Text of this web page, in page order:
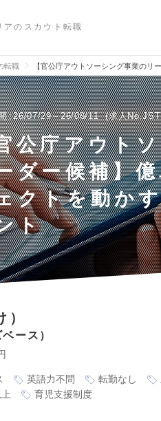
アのスカウト転職
転職 【官公庁アウトソーシング事業のリ
26/07/29～26/08/11 求人
公庁アウト
ダー候補】
クトを動か
ト
）
ース
英語力不問 転勤なし
育児支援制度